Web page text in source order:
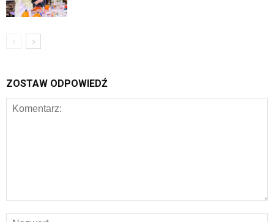
ZOSTAW ODPOWIEDŹ